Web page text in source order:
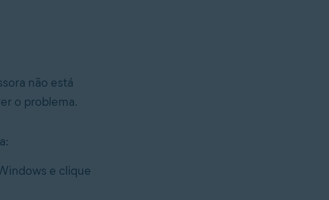
não está
o problema.
e clique